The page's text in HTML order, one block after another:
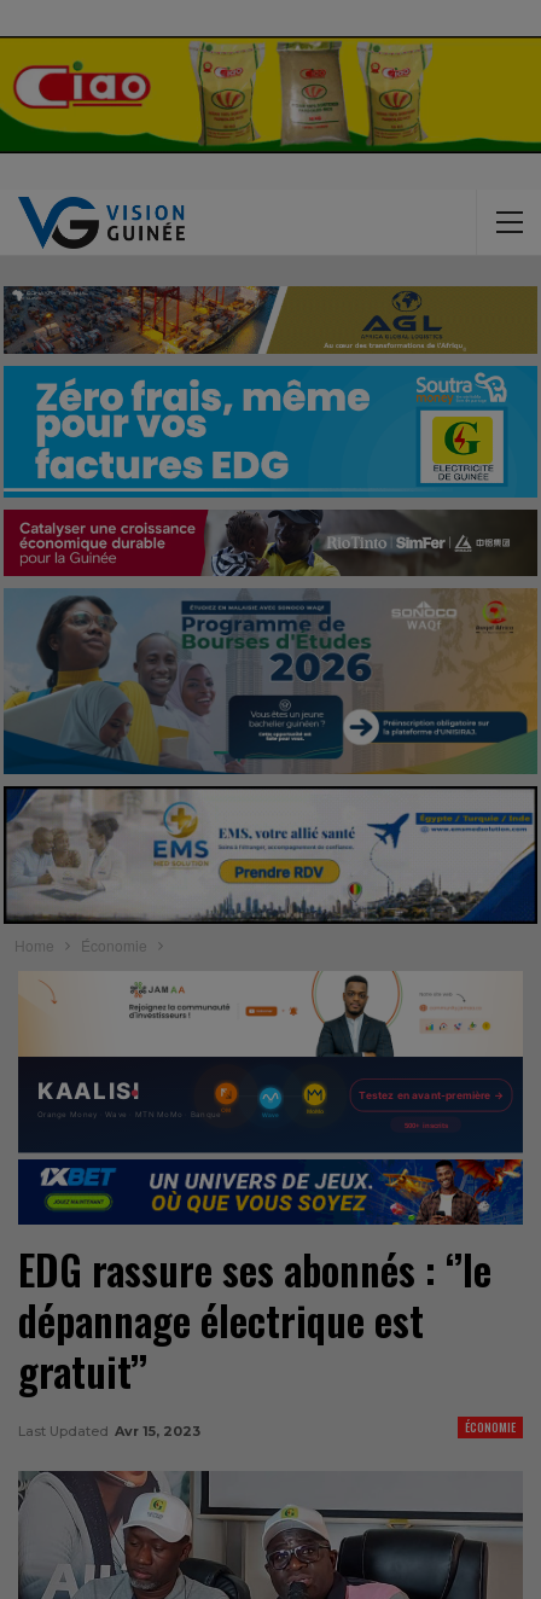
Home Économie
EDG rassure ses abonnés : ‘’le
dépannage électrique est
gratuit’’
ÉCONOMIE
Last Updated Avr 15, 2023